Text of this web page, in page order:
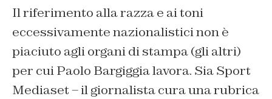
Il riferimento alla razza e ai toni
eccessivamente nazionalistici non è
piaciuto agli organi di stampa (gli altri)
per cui Paolo Bargiggia lavora. Sia Sport
Mediaset – il giornalista cura una rubrica